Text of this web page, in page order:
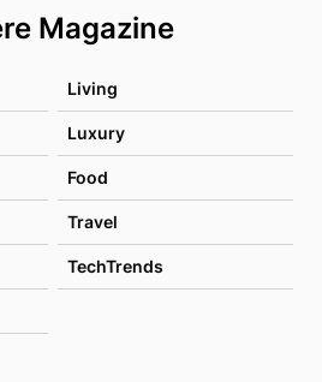
Magazine
Living
Luxury
Food
Travel
TechTrends